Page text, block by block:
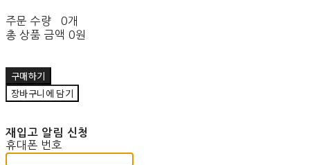
주문 수량
0개
총 상품 금액 0원
구매하기
장바구니에 담기
재입고 알림 신청
휴대폰 번호